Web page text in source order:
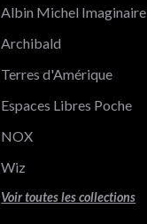
Albin Michel Imaginaire
Archibald
Terres d'Amérique
Espaces Libres Poche
NOX
Wiz
Voir toutes les collections